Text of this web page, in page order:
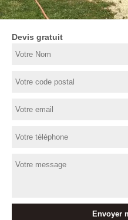
Devis gratuit